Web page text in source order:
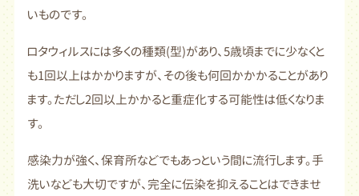
いものです。
ロタウィルスには多くの種類(型)があり、5歳頃までに少なくと
も1回以上はかかりますが、その後も何回かかかることがあり
ます。ただし2回以上かかると重症化する可能性は低くなりま
す。
感染力が強く、保育所などでもあっという間に流行します。手
洗いなども大切ですが、完全に伝染を抑えることはできませ